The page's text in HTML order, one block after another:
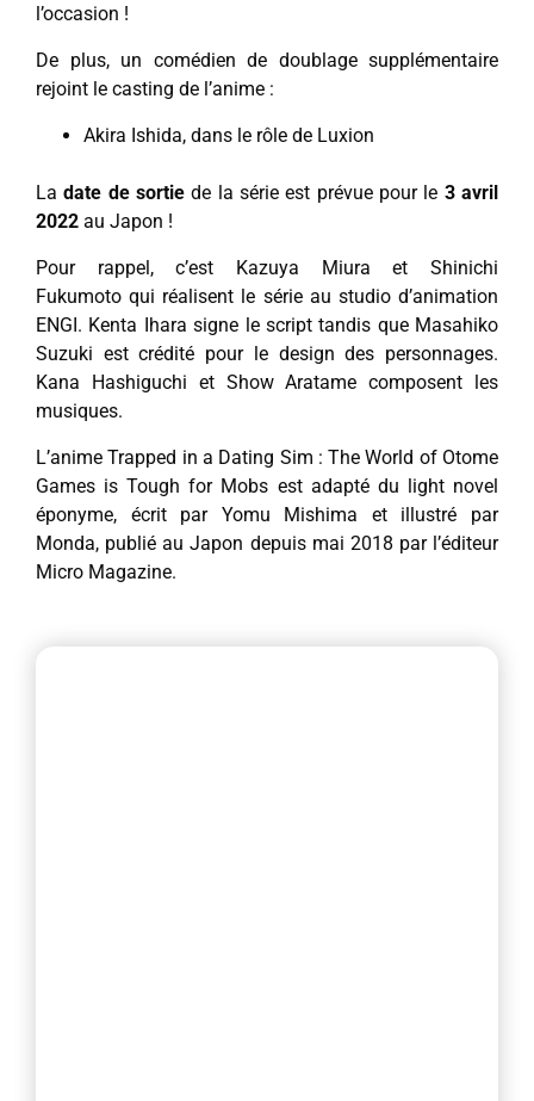
l’occasion !
De plus, un comédien de doublage supplémentaire
rejoint le casting de l’anime :
Akira Ishida, dans le rôle de Luxion
Ladate de sortie de la série est prévue pour le 3 avril
2022 au Japon !
Pour rappel, c’est Kazuya Miura et Shinichi
Fukumoto qui réalisent le série au studio d’animation
ENGI. Kenta Ihara signe le script tandis que Masahiko
Suzuki est crédité pour le design des personnages.
Kana Hashiguchi et Show Aratame composent les
musiques.
L’anime Trapped in a Dating Sim : The World of Otome
Games is Tough for Mobs est adapté du light novel
éponyme, écrit par Yomu Mishima et illustré par
Monda, publié au Japon depuis mai 2018 par l’éditeur
Micro Magazine.